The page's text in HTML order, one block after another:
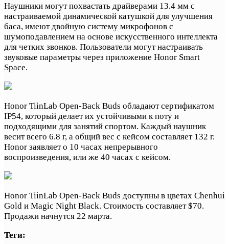
Наушники могут похвастать драйверами 13.4 мм с
настраиваемой динамической катушкой для улучшения
баса, имеют двойную систему микрофонов с
шумоподавлением на основе искусственного интеллекта
для четких звонков. Пользователи могут настраивать
звуковые параметры через приложение Honor Smart
Space.
Honor TiinLab Open-Back Buds обладают сертификатом
IP54, который делает их устойчивыми к поту и
подходящими для занятий спортом. Каждый наушник
весит всего 6.8 г, а общий вес с кейсом составляет 132 г.
Honor заявляет о 10 часах непрерывного
воспроизведения, или же 40 часах с кейсом.
Honor TiinLab Open-Back Buds доступны в цветах Chenhui
Gold и Magic Night Black. Стоимость составляет $70.
Продажи начнутся 22 марта.
Теги: